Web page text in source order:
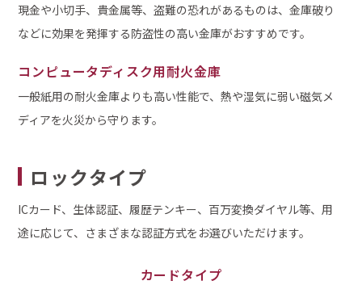
現金や小切手、貴金属等、盗難の恐れがあるものは、金庫破り
などに効果を発揮する防盗性の高い金庫がおすすめです。
コンピュータディスク用耐火金庫
一般紙用の耐火金庫よりも高い性能で、熱や湿気に弱い磁気メ
ディアを火災から守ります。
ロックタイプ
ICカード、生体認証、履歴テンキー、百万変換ダイヤル等、用
途に応じて、さまざまな認証方式をお選びいただけます。
カードタイプ